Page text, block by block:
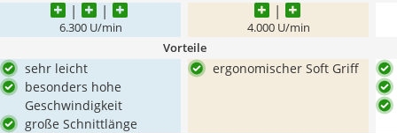
6.300 U/min 4.000 U/min
Vorteile
sehr leicht
besonders hohe
Geschwindigkeit
große Schnittlänge
ergonomischer Soft Griff